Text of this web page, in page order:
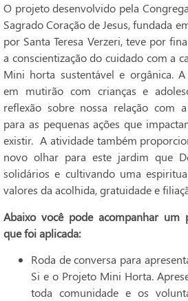
O projeto desenvolvido pela
Sagrado Coração de Jesus, fundada
por Santa Teresa Verzeri, teve por
a conscientização do cuidado com a
Mini horta sustentável e orgânica.
em mutirão com crianças e
reflexão sobre nossa relação com
para as pequenas ações que
existir. A atividade também
novo olhar para este jardim que
solidários e cultivando uma
valores da acolhida, gratuidade e
Abaixo você pode acompanhar um
que foi aplicada:
Roda de conversa para
Si e o Projeto Mini Horta.
toda comunidade e os